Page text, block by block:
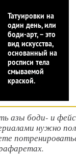
Татуировки на
один день, или
боди-арт, – это
вид искусства,
основанный на
росписи тела
смываемой
краской.
азы боди- и
нужно